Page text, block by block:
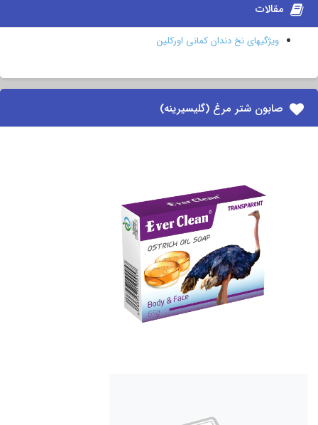
مقالات
ویژگیهای نخ دندان کمانی اورکلین
صابون شتر مرغ (گلیسیرینه)